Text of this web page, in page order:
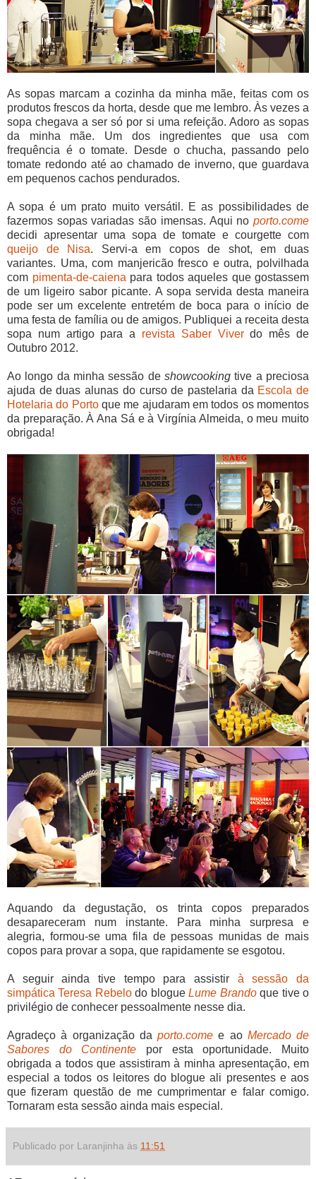
As sopas marcam a cozinha da minha mãe, feitas com os
produtos frescos da horta, desde que me lembro. Às vezes a
sopa chegava a ser só por si uma refeição. Adoro as sopas
da minha mãe. Um dos ingredientes que usa com
frequência é o tomate. Desde o chucha, passando pelo
tomate redondo até ao chamado de inverno, que guardava
em pequenos cachos pendurados.
A sopa é um prato muito versátil. E as possibilidades de
fazermos sopas variadas são imensas. Aqui no porto.come
decidi apresentar uma sopa de tomate e courgette com
queijo de Nisa. Servi-a em copos de shot, em duas
variantes. Uma, com manjericão fresco e outra, polvilhada
com pimenta-de-caiena para todos aqueles que gostassem
de um ligeiro sabor picante. A sopa servida desta maneira
pode ser um excelente entretém de boca para o início de
uma festa de família ou de amigos. Publiquei a receita desta
sopa num artigo para a revista Saber Viverdo mês de
Outubro 2012.
Ao longo da minha sessão de showcooking tive a preciosa
ajuda de duas alunas do curso de pastelaria da Escola de
Hotelaria do Portoque me ajudaram em todos os momentos
da preparação. À Ana Sá e à Virgínia Almeida, o meu muito
obrigada!
Aquando da degustação, os trinta copos preparados
desapareceram num instante. Para minha surpresa e
alegria, formou-se uma fila de pessoas munidas de mais
copos para provar a sopa, que rapidamente se esgotou.
A seguir ainda tive tempo para assistir à sessão da
simpática Teresa Rebelodo blogueLume Brandoque tive o
privilégio de conhecer pessoalmente nesse dia.
Agradeço à organização da porto.come e ao Mercado de
Sabores do Continente por esta oportunidade. Muito
obrigada a todos que assistiram à minha apresentação, em
especial a todos os leitores do blogue ali presentes e aos
que fizeram questão de me cumprimentar e falar comigo.
Tornaram esta sessão ainda mais especial.
Publicado por Laranjinha às 11:51